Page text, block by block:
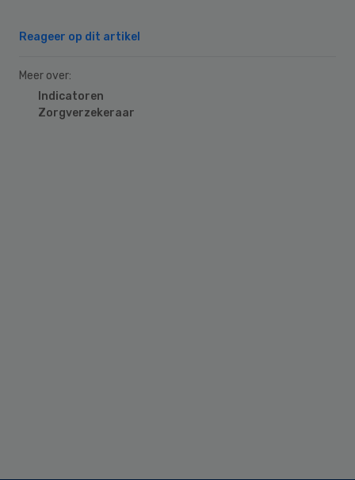
Reageer op dit artikel
Meer over:
Indicatoren
Zorgverzekeraar